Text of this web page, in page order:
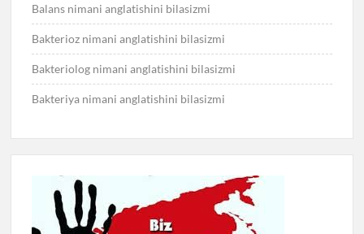
Balans nimani anglatishini bilasizmi
Bakterioz nimani anglatishini bilasizmi
Bakteriolog nimani anglatishini bilasizmi
Bakteriya nimani anglatishini bilasizmi